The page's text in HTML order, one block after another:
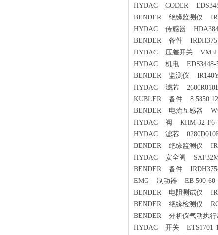
HYDAC CODER
BENDER 绝缘监测仪
HYDAC 传感器
BENDER 备件
HYDAC 压差开关
HYDAC 机电 EDS3448-
BENDER 监测仪 IR140Y-
HYDAC 滤芯
KUBLER 备件
BENDER 电流互感器
HYDAC 阀 KHM-32-F6-
HYDAC 滤芯
BENDER 绝缘监测仪
HYDAC 安全阀
BENDER 备件
EMG 制动器 EB 500-60
BENDER 电阻测试仪
BENDER 绝缘检测仪
BENDER 分析仪气动执行
HYDAC 开关 ETS1701-